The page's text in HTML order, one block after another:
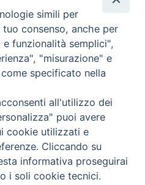
(BA)
simili per
consenso, anche per
funzionalità semplici",
"misurazione" e
specificato nella
all'utilizzo dei
puoi avere
cookie utilizzati e
Cliccando su
informativa proseguirai
i soli cookie tecnici.